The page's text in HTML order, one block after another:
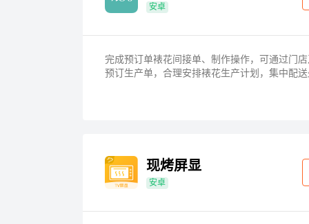
安卓
完成预订单裱花间接单、制作操作，可通过门
预订生产单，合理安排裱花生产计划，集中配
现烤屏显
安卓